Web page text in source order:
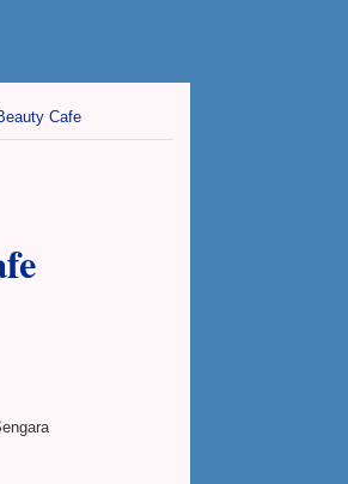
Cafe